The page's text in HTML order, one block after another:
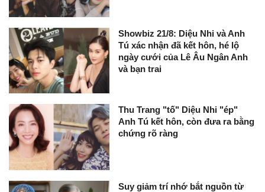
Showbiz 21/8: Diệu Nhi và Anh
Tú xác nhận đã kết hôn, hé lộ
ngày cưới của Lê Âu Ngân Anh
và bạn trai
Thu Trang "tố" Diệu Nhi "ép"
Anh Tú kết hôn, còn đưa ra bằng
chứng rõ ràng
Suy giảm trí nhớ bắt nguồn từ